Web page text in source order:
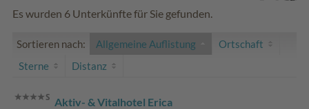
Es wurden 6 Unterkünfte für Sie gefunden.
Sortieren nach: Allgemeine Auflistung
Ortschaft
Sterne
Distanz
Aktiv- & Vitalhotel Erica